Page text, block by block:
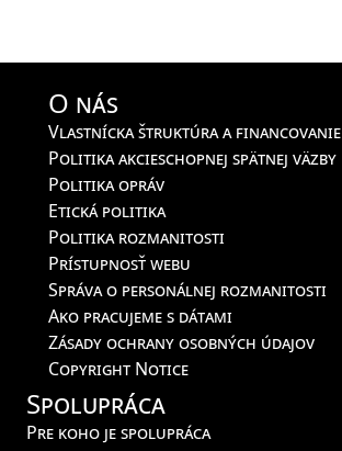
O nás
Vlastnícka štruktúra a financovanie
Politika akcieschopnej spätnej väzby
Politika opráv
Etická politika
Politika rozmanitosti
Prístupnosť webu
Správa o personálnej rozmanitosti
Ako pracujeme s dátami
Zásady ochrany osobných údajov
Copyright Notice
Spolupráca
Pre koho je spolupráca